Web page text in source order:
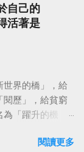
自己的
活著是
世界的橋」，給
閱歷」，給貧窮
「躍升的機
#超譯尼采 — 中
閱讀更多